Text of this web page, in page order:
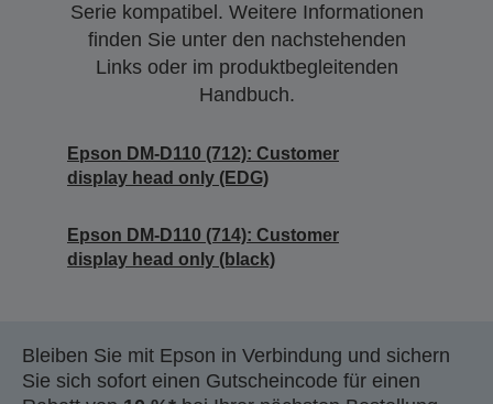
Serie kompatibel. Weitere Informationen
finden Sie unter den nachstehenden
Links oder im produktbegleitenden
Handbuch.
Epson DM-D110 (712): Customer
display head only (EDG)
Epson DM-D110 (714): Customer
display head only (black)
Bleiben Sie mit Epson in Verbindung und sichern
Sie sich sofort einen Gutscheincode für einen